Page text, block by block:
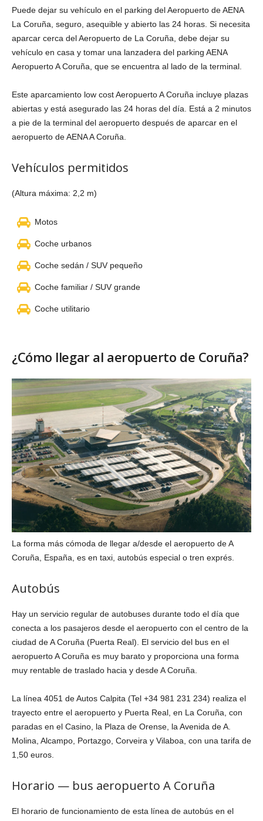
Puede dejar su vehículo en el parking del Aeropuerto de AENA
La Coruña, seguro, asequible y abierto las 24 horas. Si necesita
aparcar cerca del Aeropuerto de La Coruña, debe dejar su
vehículo en casa y tomar una lanzadera del parking AENA
Aeropuerto A Coruña, que se encuentra al lado de la terminal.
Este aparcamiento low cost Aeropuerto A Coruña incluye plazas
abiertas y está asegurado las 24 horas del día. Está a 2 minutos
a pie de la terminal del aeropuerto después de aparcar en el
aeropuerto de AENA A Coruña.
Vehículos permitidos
(Altura máxima: 2,2 m)
Motos
Coche urbanos
Coche sedán / SUV pequeño
Coche familiar / SUV grande
Coche utilitario
¿Cómo llegar al aeropuerto de Coruña?
La forma más cómoda de llegar a/desde el aeropuerto de A
Coruña, España, es en taxi, autobús especial o tren exprés.
Autobús
Hay un servicio regular de autobuses durante todo el día que
conecta a los pasajeros desde el aeropuerto con el centro de la
ciudad de A Coruña (Puerta Real). El servicio del bus en el
aeropuerto A Coruña es muy barato y proporciona una forma
muy rentable de traslado hacia y desde A Coruña.
La línea 4051 de Autos Calpita (Tel +34 981 231 234) realiza el
trayecto entre el aeropuerto y Puerta Real, en La Coruña, con
paradas en el Casino, la Plaza de Orense, la Avenida de A.
Molina, Alcampo, Portazgo, Corveira y Vilaboa, con una tarifa de
1,50 euros.
Horario — bus aeropuerto A Coruña
El horario de funcionamiento de esta línea de autobús en el